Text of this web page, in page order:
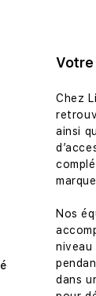
Votre
Chez
ainsi
Nos
niveau
dans